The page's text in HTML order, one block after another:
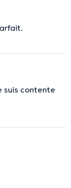
suis contente